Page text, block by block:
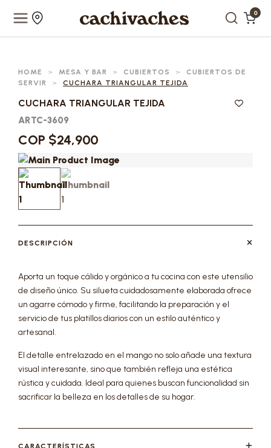
0
HOME > MESA Y BAR > CUBIERTOS >
CUBIERTOS DE
SERVIR
> CUCHARA TRIANGULAR TEJIDA
CUCHARA TRIANGULAR TEJIDA
ARTC-3609
COP $24,900
DESCRIPCIÓN
Aporta un toque cálido y orgánico a tu cocina con este utensilio
de diseño único. Su silueta cuidadosamente elaborada ofrece
un agarre cómodo y firme, facilitando la preparación y el
servicio de tus platillos diarios con un estilo auténtico y
artesanal.
El detalle entrelazado en el mango no solo añade una textura
visual interesante, sino que también refleja una estética
rústica y cuidada. Ideal para quienes buscan funcionalidad sin
sacrificar la belleza en los detalles de su hogar.
CARACTERÍSTICAS